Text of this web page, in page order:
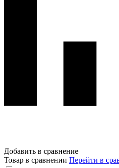
Добавить в сравнение
Товар в сравнении Перейти в